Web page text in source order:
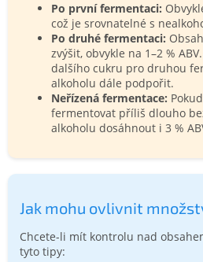
Po první fermentaci:
což je srovnatelné s
Po druhé fermentaci:
zvýšit, obvykle na 1–2 %
dalšího cukru pro druhou
alkoholu dále podpořit.
Neřízená fermentace:
fermentovat příliš dlouho
alkoholu dosáhnout i 3 %
Jak mohu ovlivnit
Chcete-li mít kontrolu nad
tyto tipy: